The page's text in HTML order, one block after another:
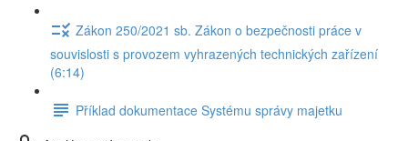
Zákon 250/2021 sb. Zákon o bezpečnosti práce v
souvislosti s provozem vyhrazených technických zařízení
(6:14)
Příklad dokumentace Systému správy majetku